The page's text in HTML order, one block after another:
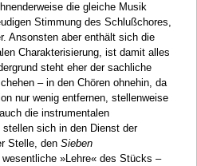
die gleiche Musik
Stimmung des Schlußchores,
Ansonsten aber enthält sich die
Charakterisierung, ist damit alles
steht eher der sachliche
– in den Chören ohnehin, da
nur wenig entfernen, stellenweise
die instrumentalen
sich in den Dienst der
Stelle, den Sieben
»Lehre« des Stücks –